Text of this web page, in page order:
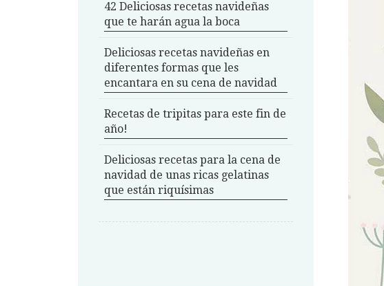
42 Deliciosas recetas navideñas
que te harán agua la boca
Deliciosas recetas navideñas en
diferentes formas que les
encantara en su cena de navidad
Recetas de tripitas para este fin de
año!
Deliciosas recetas para la cena de
navidad de unas ricas gelatinas
que están riquísimas